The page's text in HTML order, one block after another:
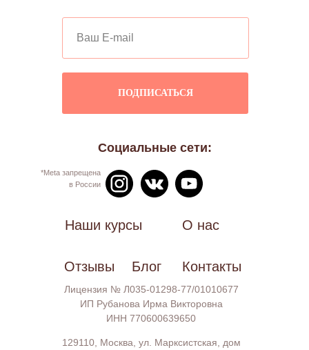
Наши курсы О нас
Отзывы Контакты
Блог
Социальные сети:
ПОДПИСАТЬСЯ
129110, Москва, ул. Марксистская, дом
Лицензия № Л035-01298-77/01010677
ИП Рубанова Ирма Викторовна
ИНН 770600639650
*Meta запрещена
в России